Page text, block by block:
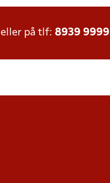
eller på tlf: 8939 9999